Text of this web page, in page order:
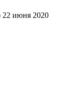
22 июня 2020